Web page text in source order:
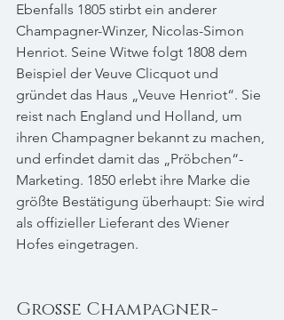
Ebenfalls 1805 stirbt ein anderer
Champagner-Winzer, Nicolas-Simon
Henriot. Seine Witwe folgt 1808 dem
Beispiel der Veuve Clicquot und
gründet das Haus „Veuve Henriot“. Sie
reist nach England und Holland, um
ihren Champagner bekannt zu machen,
und erfindet damit das „Pröbchen“-
Marketing. 1850 erlebt ihre Marke die
größte Bestätigung überhaupt: Sie wird
als offizieller Lieferant des Wiener
Hofes eingetragen.
Große Champagner-